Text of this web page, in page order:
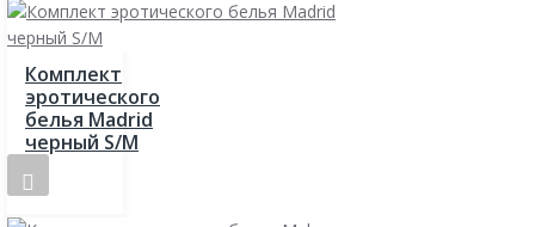
Комплект
эротического
белья Madrid
черный S/M